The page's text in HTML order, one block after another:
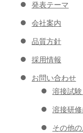
発表テーマ
会社案内
品質方針
採用情報
お問い合わせ
溶接試
溶接研
その他